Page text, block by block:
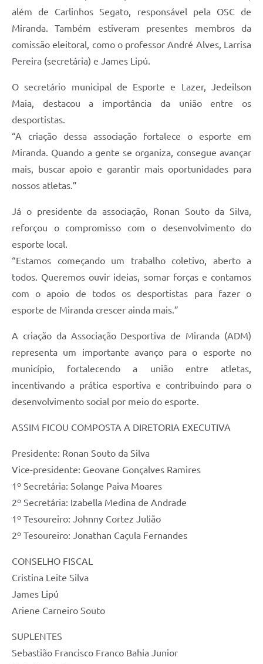
além de Carlinhos Segato, responsável pela OSC de
Miranda. Também estiveram presentes membros da
comissão eleitoral, como o professor André Alves, Larrisa
Pereira (secretária) e James Lipú.
O secretário municipal de Esporte e Lazer, Jedeilson
Maia, destacou a importância da união entre os
desportistas.
“A criação dessa associação fortalece o esporte em
Miranda. Quando a gente se organiza, consegue avançar
mais, buscar apoio e garantir mais oportunidades para
nossos atletas.”
Já o presidente da associação, Ronan Souto da Silva,
reforçou o compromisso com o desenvolvimento do
esporte local.
“Estamos começando um trabalho coletivo, aberto a
todos. Queremos ouvir ideias, somar forças e contamos
com o apoio de todos os desportistas para fazer o
esporte de Miranda crescer ainda mais.”
A criação da Associação Desportiva de Miranda (ADM)
representa um importante avanço para o esporte no
município, fortalecendo a união entre atletas,
incentivando a prática esportiva e contribuindo para o
desenvolvimento social por meio do esporte.
ASSIM FICOU COMPOSTA A DIRETORIA EXECUTIVA
Presidente: Ronan Souto da Silva
Vice-presidente: Geovane Gonçalves Ramires
1º Secretária: Solange Paiva Moares
2º Secretária: Izabella Medina de Andrade
1º Tesoureiro: Johnny Cortez Julião
2º Tesoureiro: Jonathan Caçula Fernandes
CONSELHO FISCAL
Cristina Leite Silva
James Lipú
Ariene Carneiro Souto
SUPLENTES
Sebastião Francisco Franco Bahia Junior